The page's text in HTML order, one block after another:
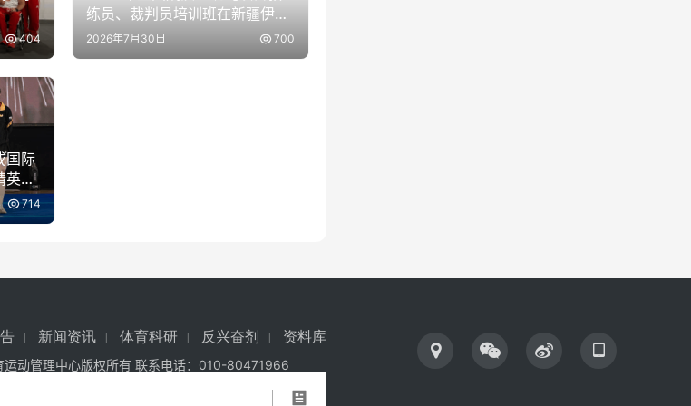
404
练员、裁判员培训班在新疆伊犁
开班
2026年7月30日 700
国际
英赛
714
新闻资讯 体育科研 反兴奋剂
资料库
动管理中心版权所有 联系电话：010-80471966